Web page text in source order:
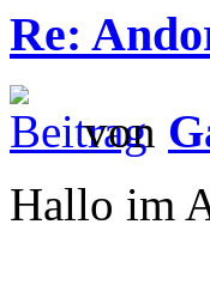
Re:
von
Hallo im